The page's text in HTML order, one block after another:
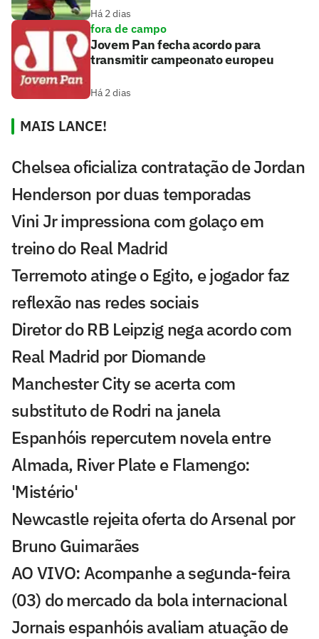
Há 2 dias
fora de campo
Jovem Pan fecha acordo para
transmitir campeonato europeu
Há 2 dias
MAIS LANCE!
Chelsea oficializa contratação de Jordan
Henderson por duas temporadas
Vini Jr impressiona com golaço em
treino do Real Madrid
Terremoto atinge o Egito, e jogador faz
reflexão nas redes sociais
Diretor do RB Leipzig nega acordo com
Real Madrid por Diomande
Manchester City se acerta com
substituto de Rodri na janela
Espanhóis repercutem novela entre
Almada, River Plate e Flamengo:
'Mistério'
Newcastle rejeita oferta do Arsenal por
Bruno Guimarães
AO VIVO: Acompanhe a segunda-feira
(03) do mercado da bola internacional
Jornais espanhóis avaliam atuação de